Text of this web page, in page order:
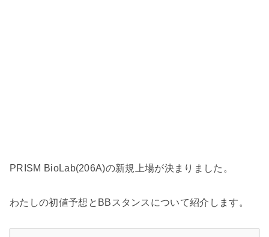
PRISM BioLab(206A)の新規上場が決まりました。
わたしの初値予想とBBスタンスについて紹介します。